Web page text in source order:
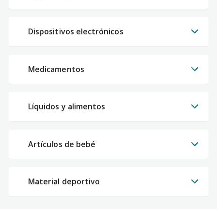
Dispositivos electrónicos
Medicamentos
Líquidos y alimentos
Artículos de bebé
Material deportivo